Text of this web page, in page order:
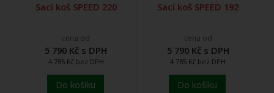
Sací koš SPEED 220
cena od
5 790 Kč s DPH
4 785 Kč bez DPH
Do košíku
Sací koš SPEED 192
cena od
5 790 Kč s DPH
4 785 Kč bez DPH
Do košíku